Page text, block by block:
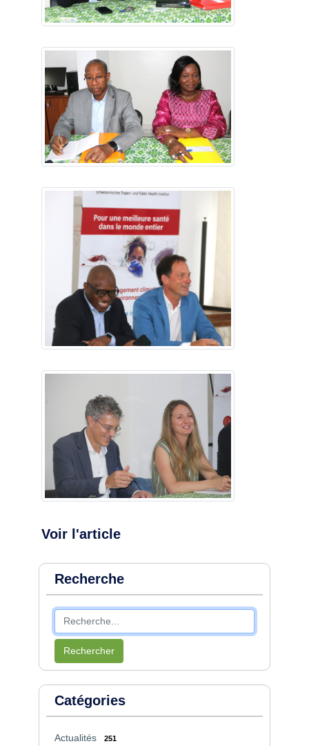
Voir l'article
Recherche
Rechercher
Catégories
Actualités 251